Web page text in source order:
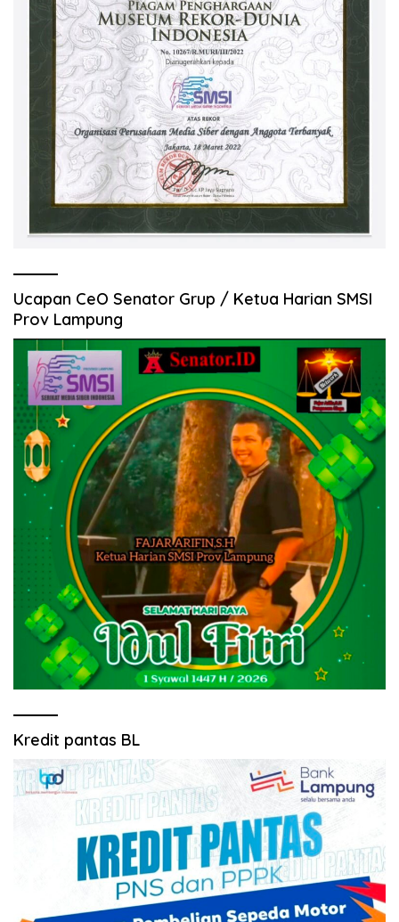
Ucapan CeO Senator Grup / Ketua Harian SMSI
Prov Lampung
Kredit pantas BL